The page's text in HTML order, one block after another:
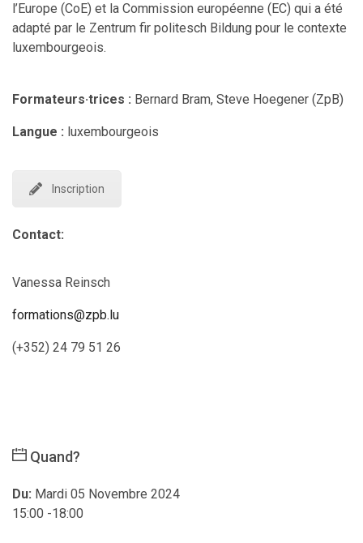
l’Europe (CoE) et la Commission européenne (EC) qui a été
adapté par le Zentrum fir politesch Bildung pour le contexte
luxembourgeois.
Formateurs·trices : Bernard Bram, Steve Hoegener (ZpB)
Langue : luxembourgeois
Inscription
Contact:
Vanessa Reinsch
formations@zpb.lu
(+352) 24 79 51 26
Quand?
Du: Mardi 05 Novembre 2024
15:00 -18:00